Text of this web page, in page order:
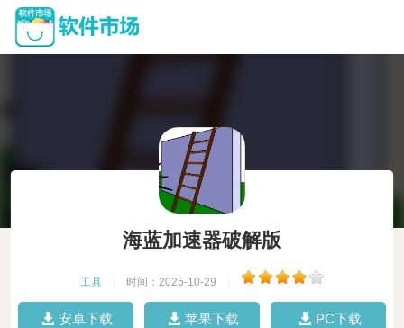
海蓝加速器破解版
工具 时间：2025-10-29
安卓下载 苹果下载 PC下载